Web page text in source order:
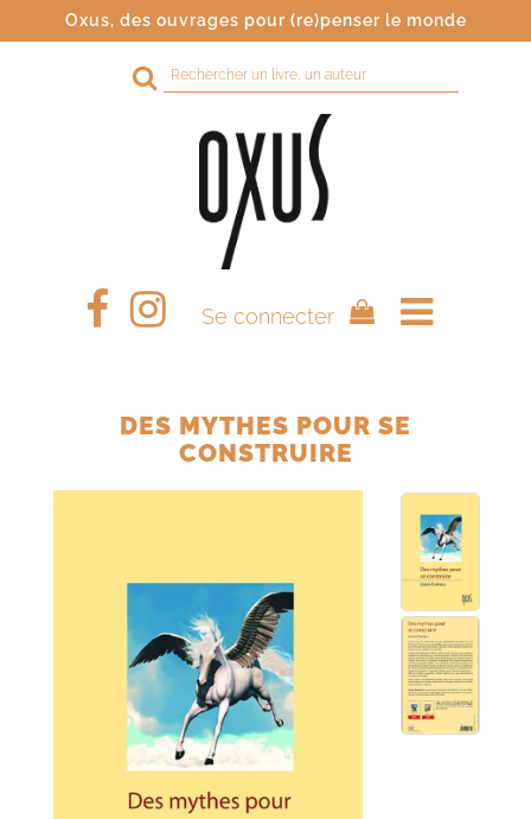
Oxus, des ouvrages pour (re)penser le monde
Rechercher
sur
site
Se connecter
DES MYTHES POUR SE
CONSTRUIRE